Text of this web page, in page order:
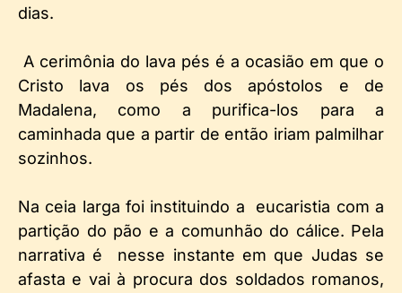
dias.
A cerimônia do lava pés é a ocasião em que o
Cristo lava os pés dos apóstolos e de
Madalena, como a purifica-los para a
caminhada que a partir de então iriam palmilhar
sozinhos.
Na ceia larga foi instituindo a eucaristia com a
partição do pão e a comunhão do cálice. Pela
narrativa é nesse instante em que Judas se
afasta e vai à procura dos soldados romanos,